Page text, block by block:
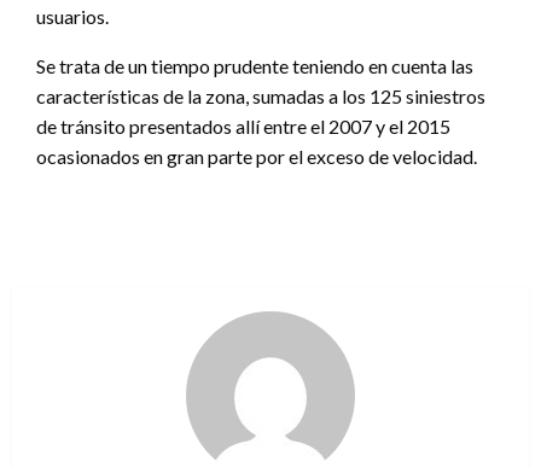
usuarios.
Se trata de un tiempo prudente teniendo en cuenta las
características de la zona, sumadas a los 125 siniestros
de tránsito presentados allí entre el 2007 y el 2015
ocasionados en gran parte por el exceso de velocidad.